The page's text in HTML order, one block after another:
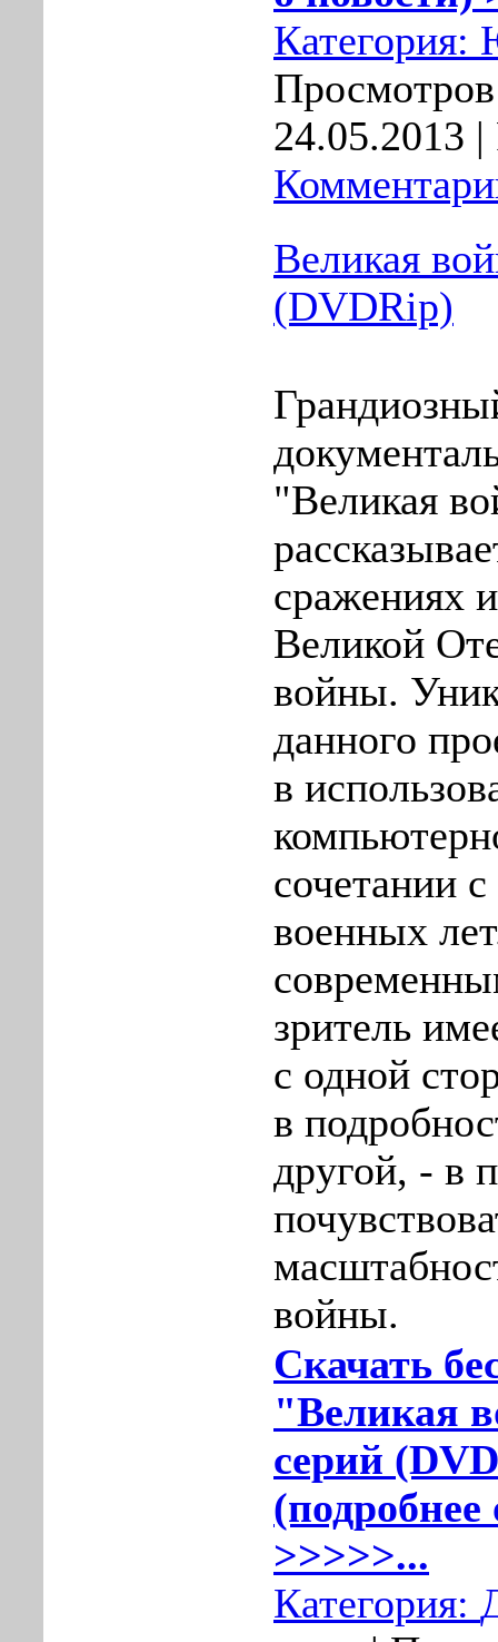
Категория:
24.05.2013 |
Великая
(DVDRip)
"Великая
сражениях
Великой
войны.
данного
в
сочетании
военных
зритель
с одной
в
другой, - в
войны.
Скачать
"Великая
серий
(подробнее
>>>>>...
Категория: